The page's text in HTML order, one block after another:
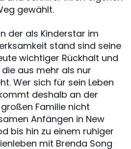
gewählt.
der als Kinderstar im
stand sind seine
wichtiger Rückhalt und
aus mehr als nur
Wer sich für sein Leben
deshalb an der
Familie nicht
Anfängen in New
bis hin zu einem ruhiger
mit Brenda Song